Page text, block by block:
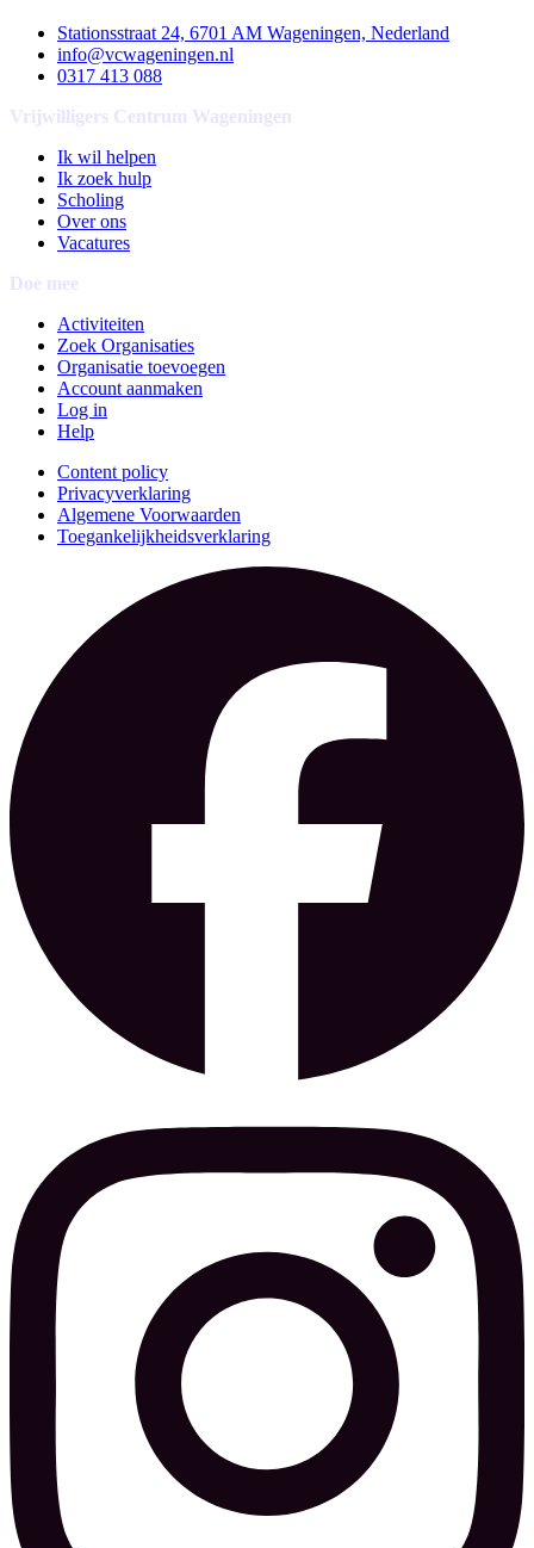
Stationsstraat 24, 6701 AM Wageningen, Nederland
info@vcwageningen.nl
0317 413 088
Vrijwilligers Centrum Wageningen
Ik wil helpen
Ik zoek hulp
Scholing
Over ons
Vacatures
Doe mee
Activiteiten
Zoek Organisaties
Organisatie toevoegen
Account aanmaken
Log in
Help
Content policy
Privacyverklaring
Algemene Voorwaarden
Toegankelijkheidsverklaring